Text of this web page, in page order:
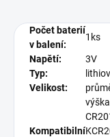
Počet baterií
v balení:
1ks
Napětí:
3V
Typ:
Velikost:
Kompatibilní